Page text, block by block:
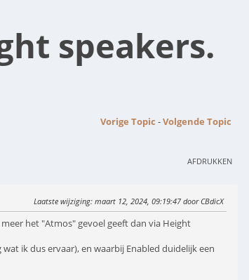
speakers.
Vorige Topic -Volgende Topic
AFDRUKKEN
Laatste wijziging: maart 12, 2024, 09:19:47 door CBdicX
het "Atmos" gevoel geeft dan via Height
ik dus ervaar), en waarbij Enabled duidelijk een